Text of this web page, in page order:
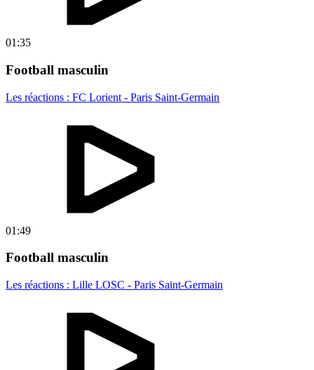
01:35
Football masculin
Les réactions : FC Lorient - Paris Saint-Germain
01:49
Football masculin
Les réactions : Lille LOSC - Paris Saint-Germain